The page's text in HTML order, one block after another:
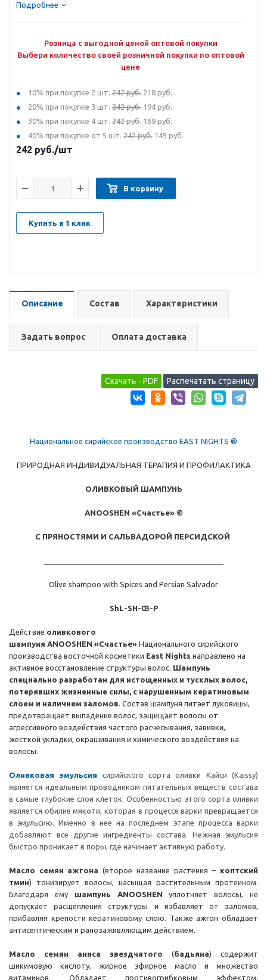
Подробнее
Розница с выгодной ценой оптовой покупки
Выбери количество своей розничной покупки по оптовой
цене
10% при покупке 2 шт. 242 руб. 218 руб.
20% при покупке 3 шт. 242 руб. 194 руб.
30% при покупке 4 шт. 242 руб. 169 руб.
40% при покупке от 5 шт. 242 руб. 145 руб.
242 руб./шт
В корзину
Купить в 1 клик
Описание Состав Характеристики
Задать вопрос Оплата доставка
Национальное сирийское производство EAST NIGHTS ®
ПРИРОДНАЯ ИНДИВИДУАЛЬНАЯ ТЕРАПИЯ И ПРОФИЛАКТИКА
ОЛИВКОВЫЙ ШАМПУНЬ
ANOOSHEN «Cчастье» ©
С ПРЯНОСТЯМИ И САЛЬВАДОРОЙ ПЕРСИДСКОЙ
Olive shampoo with Spices and Persian Salvador
ShL-SH-03-P
Действие оливкового
шампуня ANOOSHEN «Cчастье» Национального сирийского
производства восточной косметики East Nights направлено на
активное восстановление структуры волос. Шампунь
специально разработан для истощенных и тусклых волос,
потерявших жизненные силы, с нарушенным кератиновым
слоем и наличием заломов. Состав шампуня питает луковицы,
предотвращает выпадение волос, защищает волосы от
агрессивного воздействия частого расчесывания, завивки,
жесткой укладки, окрашивания и химического воздействия на
волосы.
Оливковая эмульсия сирийского сорта оливки Кайси (Kaissy)
является идеальным проводником питательных веществ состава
в самые глубокие слои клеток. Особенностью этого сорта оливки
является обилие мякоти, которая в процессе варки превращается
в эмульсию. Именно в нее на последнем этапе процесса варки
добавляют все другие ингредиенты состава. Нежная эмульсия
быстро проникает в поры, где начинает активную работу.
Масло семян ажгона (второе название растения – коптский
тмин) тонизирует волосы, насыщая растительным протеином.
Благодаря ему шампунь ANOOSHEN уплотняет волосы, не
допускает расщепления структуры и избавляет от заломов,
прибавляя крепости кератиновому слою. Также ажгон обладает
антисептическим и ранозаживляющим действием.
Масло семян аниса звездчатого (бадьяна) содержит
шикимовую кислоту, жирное эфирное масло и множество
витаминов. Обладает противогрибковым эффектом,